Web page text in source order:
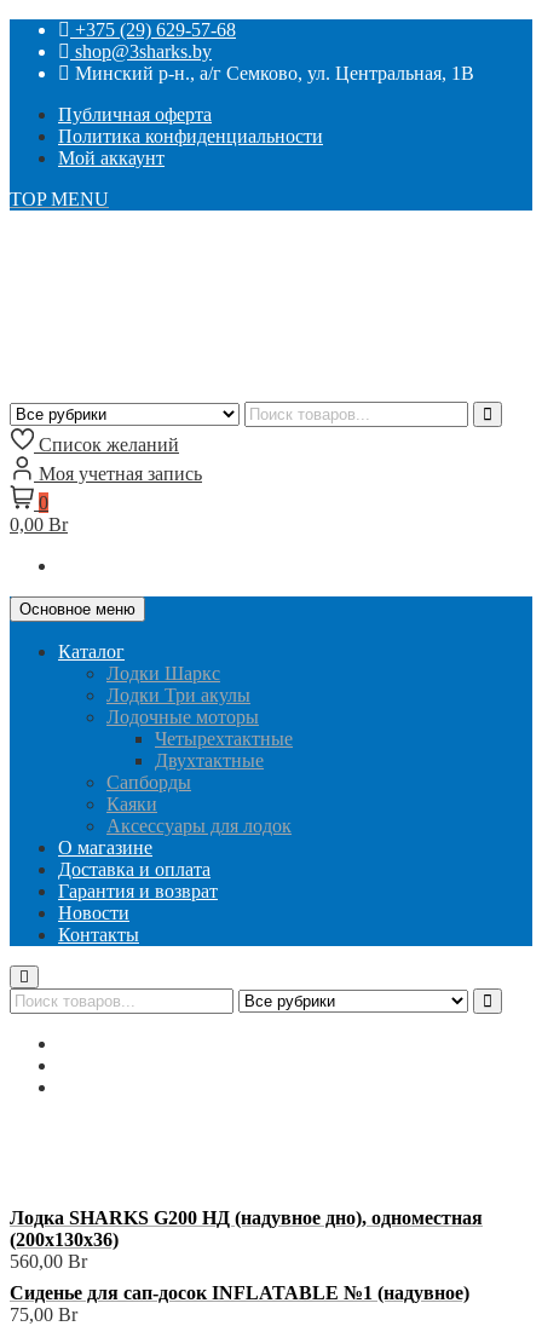
+375 (29) 629-57-68
shop@3sharks.by
Минский р-н., а/г Семково, ул. Центральная, 1В
Публичная оферта
Политика конфиденциальности
Мой аккаунт
TOP MENU
Список желаний
Моя учетная запись
0
0,00 Br
Основное меню
Каталог
Лодки Шаркс
Лодки Три акулы
Лодочные моторы
Четырехтактные
Двухтактные
Сапборды
Каяки
Аксессуары для лодок
О магазине
Доставка и оплата
Гарантия и возврат
Новости
Контакты
Лодка SHARKS G200 НД (надувное дно), одноместная
(200х130х36)
560,00 Br
Сиденье для сап-досок INFLATABLE №1 (надувное)
75,00 Br